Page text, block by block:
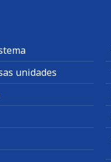
unidades